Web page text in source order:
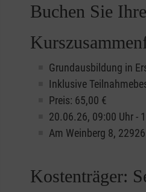
Buchen Sie
Grundausbildung in
Inklusive
Preis: 65,00 €
20.06.26, 09:00 Uhr -
Am Weinberg 8,
Kostenträger: